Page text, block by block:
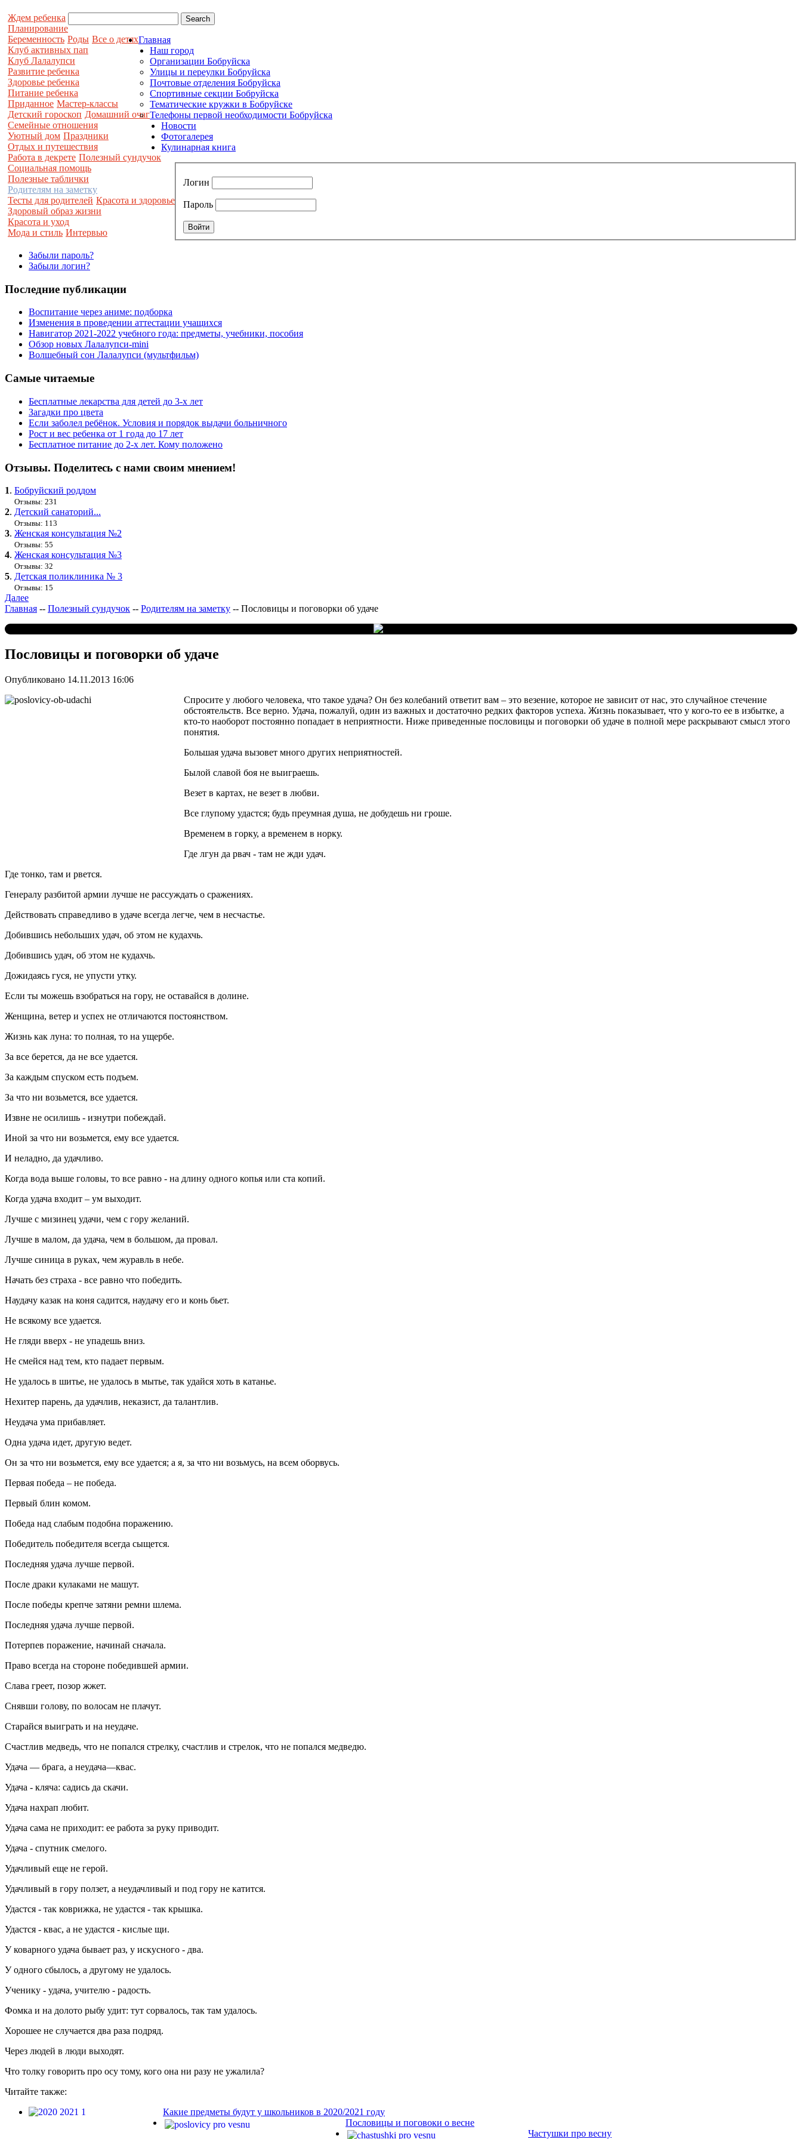
Ждем ребенка
Планирование
Беременность Роды Все о детях
Клуб активных пап
Клуб Лалалупси
Развитие ребенка
Здоровье ребенка
Питание ребенка
Приданное Мастер-классы
Детский гороскоп Домашний очаг
Семейные отношения
Уютный дом Праздники
Отдых и путешествия
Работа в декрете Полезный сундучок
Социальная помощь
Полезные таблички
Родителям на заметку
Тесты для родителей Красота и здоровье
Здоровый образ жизни
Красота и уход
Мода и стиль Интервью
Главная
Наш город
Организации Бобруйска
Улицы и переулки Бобруйска
Почтовые отделения Бобруйска
Спортивные секции Бобруйска
Тематические кружки в Бобруйске
Телефоны первой необходимости Бобруйска
Новости
Фотогалерея
Кулинарная книга
Логин
Пароль
Забыли пароль?
Забыли логин?
Последние публикации
Воспитание через аниме: подборка
Изменения в проведении аттестации учащихся
Навигатор 2021-2022 учебного года: предметы, учебники, пособия
Обзор новых Лалалупси-mini
Волшебный сон Лалалупси (мультфильм)
Самые читаемые
Бесплатные лекарства для детей до 3-х лет
Загадки про цвета
Если заболел ребёнок. Условия и порядок выдачи больничного
Рост и вес ребенка от 1 года до 17 лет
Бесплатное питание до 2-х лет. Кому положено
Отзывы. Поделитесь с нами своим мнением!
1. Бобруйский роддом
Отзывы: 231
2. Детский санаторий...
Отзывы: 113
3. Женская консультация №2
Отзывы: 55
4. Женская консультация №3
Отзывы: 32
5. Детская поликлиника № 3
Отзывы: 15
Далее
Главная -- Полезный сундучок -- Родителям на заметку -- Пословицы и поговорки об удаче
Пословицы и поговорки об удаче
Опубликовано 14.11.2013 16:06
Спросите у любого человека, что такое удача? Он без колебаний ответит вам – это везение, которое не зависит от нас, это случайное стечение
обстоятельств. Все верно. Удача, пожалуй, один из важных и достаточно редких факторов успеха. Жизнь показывает, что у кого-то ее в избытке, а
кто-то наоборот постоянно попадает в неприятности. Ниже приведенные пословицы и поговорки об удаче в полной мере раскрывают смысл этого
понятия.
Большая удача вызовет много других неприятностей.
Былой славой боя не выиграешь.
Везет в картах, не везет в любви.
Все глупому удастся; будь преумная душа, не добудешь ни гроше.
Временем в горку, а временем в норку.
Где лгун да рвач - там не жди удач.
Где тонко, там и рвется.
Генералу разбитой армии лучше не рассуждать о сражениях.
Действовать справедливо в удаче всегда легче, чем в несчастье.
Добившись небольших удач, об этом не кудахчь.
Добившись удач, об этом не кудахчь.
Дожидаясь гуся, не упусти утку.
Если ты можешь взобраться на гору, не оставайся в долине.
Женщина, ветер и успех не отличаются постоянством.
Жизнь как луна: то полная, то на ущербе.
За все берется, да не все удается.
За каждым спуском есть подъем.
За что ни возьмется, все удается.
Извне не осилишь - изнутри побеждай.
Иной за что ни возьмется, ему все удается.
И неладно, да удачливо.
Когда вода выше головы, то все равно - на длину одного копья или ста копий.
Когда удача входит – ум выходит.
Лучше с мизинец удачи, чем с гору желаний.
Лучше в малом, да удача, чем в большом, да провал.
Лучше синица в руках, чем журавль в небе.
Начать без страха - все равно что победить.
Наудачу казак на коня садится, наудачу его и конь бьет.
Не всякому все удается.
Не гляди вверх - не упадешь вниз.
Не смейся над тем, кто падает первым.
Не удалось в шитье, не удалось в мытье, так удайся хоть в катанье.
Нехитер парень, да удачлив, неказист, да талантлив.
Неудача ума прибавляет.
Одна удача идет, другую ведет.
Он за что ни возьмется, ему все удается; а я, за что ни возьмусь, на всем оборвусь.
Первая победа – не победа.
Первый блин комом.
Победа над слабым подобна поражению.
Победитель победителя всегда сыщется.
Последняя удача лучше первой.
После драки кулаками не машут.
После победы крепче затяни ремни шлема.
Последняя удача лучше первой.
Потерпев поражение, начинай сначала.
Право всегда на стороне победившей армии.
Слава греет, позор жжет.
Снявши голову, по волосам не плачут.
Старайся выиграть и на неудаче.
Счастлив медведь, что не попался стрелку, счастлив и стрелок, что не попался медведю.
Удача — брага, а неудача—квас.
Удача - кляча: садись да скачи.
Удача нахрап любит.
Удача сама не приходит: ее работа за руку приводит.
Удача - спутник смелого.
Удачливый еще не герой.
Удачливый в гору ползет, а неудачливый и под гору не катится.
Удастся - так коврижка, не удастся - так крышка.
Удастся - квас, а не удастся - кислые щи.
У коварного удача бывает раз, у искусного - два.
У одного сбылось, а другому не удалось.
Ученику - удача, учителю - радость.
Фомка и на долото рыбу удит: тут сорвалось, так там удалось.
Хорошее не случается два раза подряд.
Через людей в люди выходят.
Что толку говорить про осу тому, кого она ни разу не ужалила?
Читайте также:
Какие предметы будут у школьников в 2020/2021 году
Пословицы и поговоки о весне
Частушки про весну